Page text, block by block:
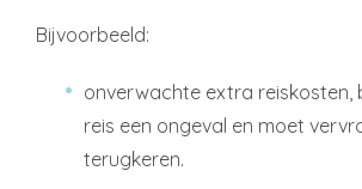
Bijvoorbeeld:
onverwachte extra reiskosten,
reis een ongeval en moet
terugkeren.